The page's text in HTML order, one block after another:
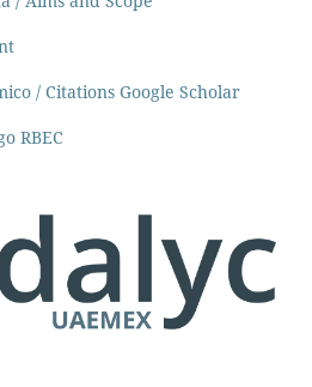
/ Citations Google Scholar
RBEC